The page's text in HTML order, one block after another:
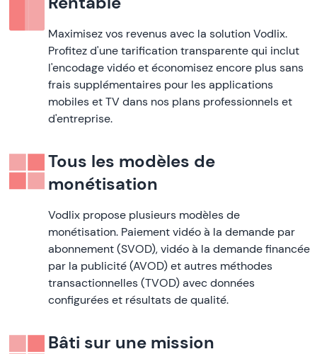
Maximisez vos revenus avec la solution Vodlix.
Profitez d'une tarification transparente qui inclut
l'encodage vidéo et économisez encore plus sans
frais supplémentaires pour les applications
mobiles et TV dans nos plans professionnels et
d'entreprise.
Tous les modèles de
monétisation
Vodlix propose plusieurs modèles de
monétisation. Paiement vidéo à la demande par
abonnement (SVOD), vidéo à la demande financée
par la publicité (AVOD) et autres méthodes
transactionnelles (TVOD) avec données
configurées et résultats de qualité.
Bâti sur une mission